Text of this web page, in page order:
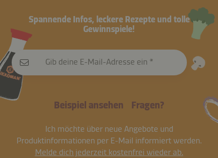
Spannende Infos, leckere Rezepte und tolle
Gewinnspiele!
Gib deine E-Mail-Adresse ein
Beispiel ansehen Fragen?
Ich möchte über neue Angebote und
Produktinformationen per E-Mail informiert werden.
Melde dich jederzeit kostenfrei wieder ab.